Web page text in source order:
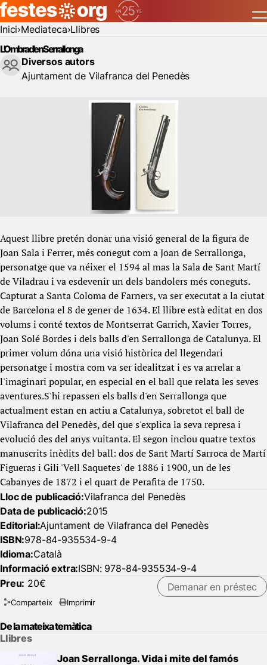
Inici Mediateca Llibres
L'Ombra d'en Serrallonga
Diversos autors
Ajuntament de Vilafranca del Penedès
Aquest llibre pretén donar una visió general de la figura de
Joan Sala i Ferrer, més conegut com a Joan de Serrallonga,
personatge que va néixer el 1594 al mas la Sala de Sant Martí
de Viladrau i va esdevenir un dels bandolers més coneguts.
Capturat a Santa Coloma de Farners, va ser executat a la ciutat
de Barcelona el 8 de gener de 1634. El llibre està editat en dos
volums i conté textos de Montserrat Garrich, Xavier Torres,
Joan Solé Bordes i dels balls d'en Serrallonga de Catalunya. El
primer volum dóna una visió històrica del llegendari
personatge i mostra com va ser idealitzat i es va arrelar a
l'imaginari popular, en especial en el ball que relata les seves
aventures.S'hi repassen els balls d'en Serrallonga que
actualment estan en actiu a Catalunya, sobretot el ball de
Vilafranca del Penedès, del que s'explica la seva represa i
evolució des del anys vuitanta. El segon inclou quatre textos
manuscrits inèdits del ball: dos de Sant Martí Sarroca de Martí
Figueras i Gili 'Vell Saquetes' de 1886 i 1900, un de les
Cabanyes de 1872 i el quart de Perafita de 1750.
Lloc de publicació:Vilafranca del Penedès
Data de publicació:2015
Editorial:Ajuntament de Vilafranca del Penedès
ISBN:978-84-935534-9-4
Idioma:Català
Informació extra:ISBN: 978-84-935534-9-4
Preu: 20€ Demanar en préstec
Comparteix Imprimir
De la mateixa temàtica
Llibres
Joan Serrallonga. Vida i mite del famós